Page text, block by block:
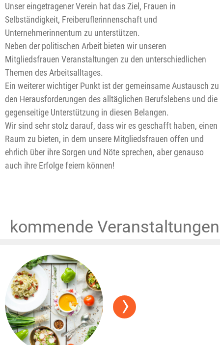
Unser eingetragener Verein hat das Ziel, Frauen in
Selbständigkeit, Freiberuflerinnenschaft und
Unternehmerinnentum zu unterstützen.
Neben der politischen Arbeit bieten wir unseren
Mitgliedsfrauen Veranstaltungen zu den unterschiedlichen
Themen des Arbeitsalltages.
Ein weiterer wichtiger Punkt ist der gemeinsame Austausch zu
den Herausforderungen des alltäglichen Berufslebens und die
gegenseitige Unterstützung in diesen Belangen.
Wir sind sehr stolz darauf, dass wir es geschafft haben, einen
Raum zu bieten, in dem unsere Mitgliedsfrauen offen und
ehrlich über ihre Sorgen und Nöte sprechen, aber genauso
auch ihre Erfolge feiern können!
kommende Veranstaltungen